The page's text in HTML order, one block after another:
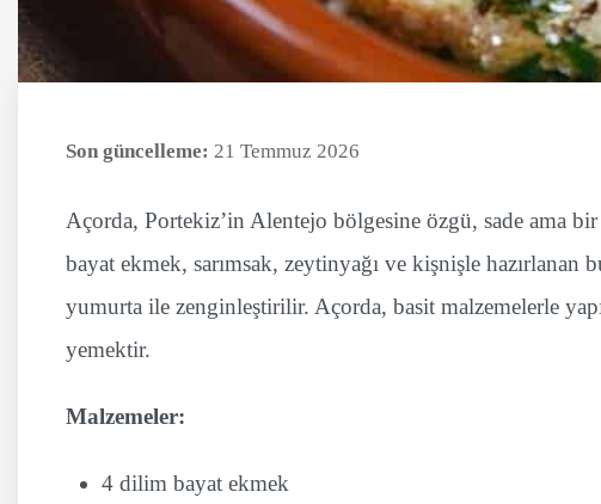
Son güncelleme: 21 Temmuz 2026
Açorda, Portekiz’in Alentejo bölgesine özgü, sade ama
bayat ekmek, sarımsak, zeytinyağı ve kişnişle hazırlanan
yumurta ile zenginleştirilir. Açorda, basit malzemelerle
yemektir.
Malzemeler:
4 dilim bayat ekmek